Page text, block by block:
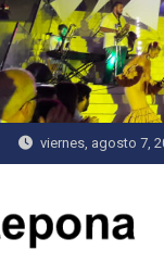
Saltar
al
contenido
viernes, agosto 7,